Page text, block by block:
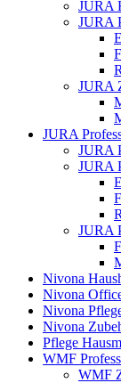
JURA
JURA
JURA
JURA
JURA
JURA
JURA
Nivona
Nivona
Nivona
Nivona
Pflege
WMF
WMF